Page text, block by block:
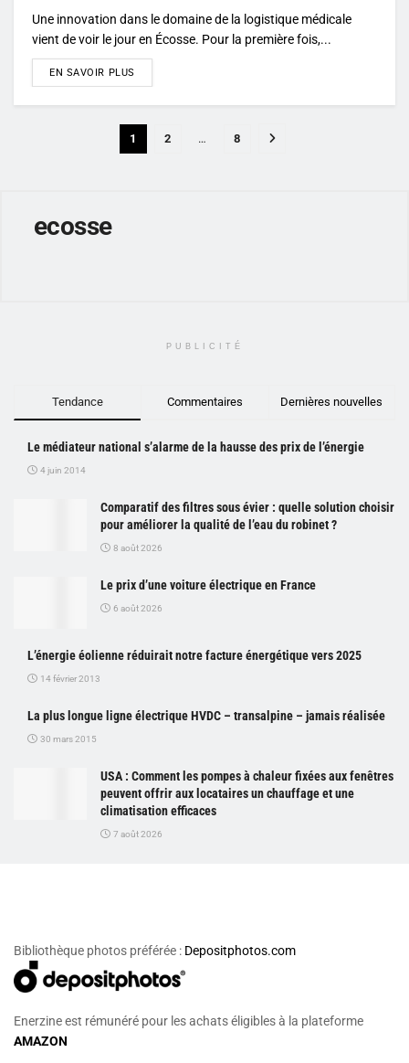
Une innovation dans le domaine de la logistique médicale
vient de voir le jour en Écosse. Pour la première fois,...
EN SAVOIR PLUS
1 2 … 8
ecosse
PUBLICITÉ
Tendance Commentaires Dernières nouvelles
Le médiateur national s’alarme de la hausse des prix de l’énergie
4 juin 2014
Comparatif des filtres sous évier : quelle solution choisir
pour améliorer la qualité de l’eau du robinet ?
8 août 2026
Le prix d’une voiture électrique en France
6 août 2026
L’énergie éolienne réduirait notre facture énergétique vers 2025
14 février 2013
La plus longue ligne électrique HVDC – transalpine – jamais réalisée
30 mars 2015
USA : Comment les pompes à chaleur fixées aux fenêtres
peuvent offrir aux locataires un chauffage et une
climatisation efficaces
7 août 2026
Bibliothèque photos préférée : Depositphotos.com
Enerzine est rémunéré pour les achats éligibles à la plateforme
AMAZON